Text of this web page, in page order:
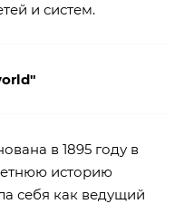
и систем.
в 1895 году в
историю
себя как ведущий